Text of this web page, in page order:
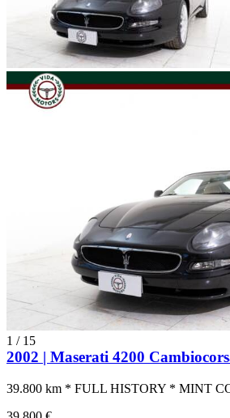
1 / 15
2002 | Maserati 4200
39.800 km * FULL HISTORY * MINT